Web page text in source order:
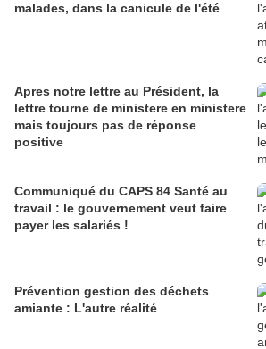
malades, dans la canicule de l'été
Apres notre lettre au Président, la
lettre tourne de ministere en ministere
mais toujours pas de réponse
positive
Communiqué du CAPS 84 Santé au
travail : le gouvernement veut faire
payer les salariés !
Prévention gestion des déchets
amiante : L'autre réalité